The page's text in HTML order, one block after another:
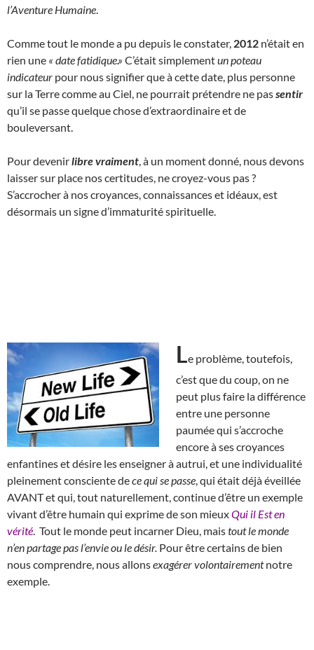
l’Aventure Humaine
Comme tout le monde a pu depuis le constater, 2012 n’était en
rien une « date fatidique.» C’était simplementun poteau
indicateur pour nous signifier que à cette date, plus personne
sur la Terre comme au Ciel, ne pourrait prétendre ne passentir
qu’il se passe quelque chose d’extraordinaire et de
bouleversant.
Pour devenirlibre vraiment , à un moment donné, nous devons
laisser sur place nos certitudes, ne croyez-vous pas ?
S’accrocher à nos croyances, connaissances et idéaux, est
désormais un signe d’immaturité spirituelle.
Le problème, toutefois,
c’est que du coup, on ne
peut plus faire la différence
entre une personne
paumée qui s’accroche
encore à ses croyances
enfantines et désire les enseigner à autrui, et une individualité
pleinement consciente dece qui se passe , qui était déjà éveillée
AVANT et qui, tout naturellement, continue d’être un exemple
vivant d’être humain qui exprime de son mieuxQui il Est en
vérité . Tout le monde peut incarner Dieu, maistout le monde
n’en partage pas l’envie ou le désir. Pour être certains de bien
nous comprendre, nous allonsexagérer volontairementnotre
exemple.